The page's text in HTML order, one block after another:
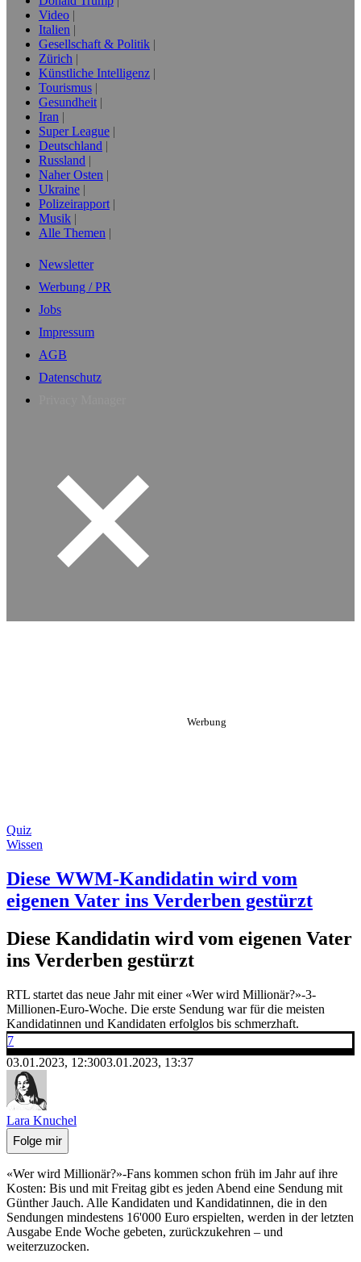
Video
Italien
Gesellschaft & Politik
Zürich
Künstliche Intelligenz
Tourismus
Gesundheit
Iran
Super League
Deutschland
Russland
Naher Osten
Ukraine
Polizeirapport
Musik
Alle Themen
Newsletter
Werbung / PR
Jobs
Impressum
AGB
Datenschutz
Quiz
Wissen
Diese WWM-Kandidatin wird vom
eigenen Vater ins Verderben gestürzt
Diese Kandidatin wird vom eigenen Vater
ins Verderben gestürzt
RTL startet das neue Jahr mit einer «Wer wird Millionär?»-3-
Millionen-Euro-Woche. Die erste Sendung war für die meisten
Kandidatinnen und Kandidaten erfolglos bis schmerzhaft.
7
03.01.2023, 12:3003.01.2023, 13:37
Lara Knuchel
Folge mir
«Wer wird Millionär?»-Fans kommen schon früh im Jahr auf ihre
Kosten: Bis und mit Freitag gibt es jeden Abend eine Sendung mit
Günther Jauch. Alle Kandidaten und Kandidatinnen, die in den
Sendungen mindestens 16'000 Euro erspielten, werden in der letzten
Ausgabe Ende Woche gebeten, zurückzukehren – und
weiterzuzocken.